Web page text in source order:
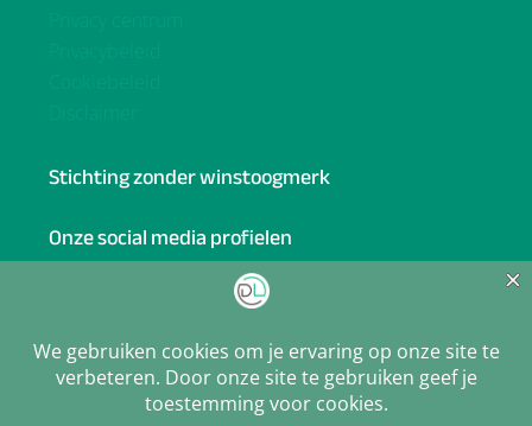
Stichting zonder winstoogmerk
Onze social media profielen
Linkedin